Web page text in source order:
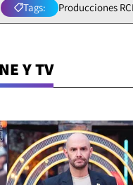
Tags: Producciones
Y TV